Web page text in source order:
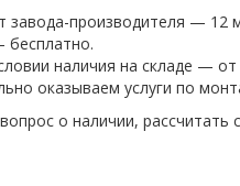
завода-производителя — 12
наличия на складе — от
оказываем услуги по
о наличии,